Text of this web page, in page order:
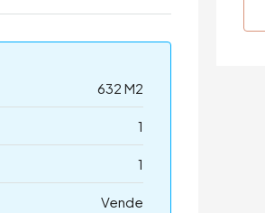
632 M2
1
1
Vende